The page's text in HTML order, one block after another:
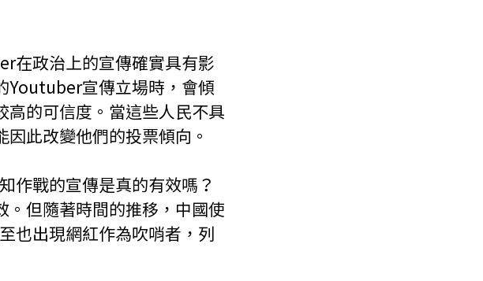
在政治上的宣傳確實具有影
Youtuber宣傳立場時，會傾
高的可信度。當這些人民不具
此改變他們的投票傾向。
作戰的宣傳是真的有效嗎？
但隨著時間的推移，中國使
也出現網紅作為吹哨者，列